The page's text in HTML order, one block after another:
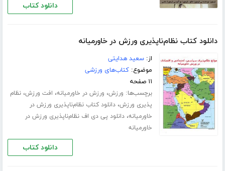
دانلود کتاب
دانلود کتاب نظام‌ناپذیری ورزش در خاورمیانه
از:سعید هدایتی
موضوع:کتاب‌های ورزشی
۱۱ صفحه
برچسب‌ها: ورزش، ورزش در خاورمیانه، افت ورزش،نظام
پذیری ورزش،دانلود کتاب نظام‌ناپذیری ورزش در
خاورمیانه،دانلود پی دی اف نظام‌ناپذیری ورزش در
خاورمیانه
دانلود کتاب